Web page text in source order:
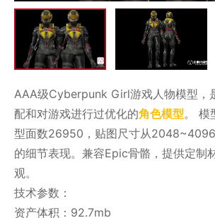
AAA级Cyberpunk Girl游戏人物模型，
配和对游戏进行过优化的角色模型。 模
型面数26950，贴图尺寸从
的细节表现。兼容Epic骨骼，提供定制
观。
技术参数：
资产体积：92.7mb